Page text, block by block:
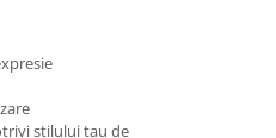
stilului tau de